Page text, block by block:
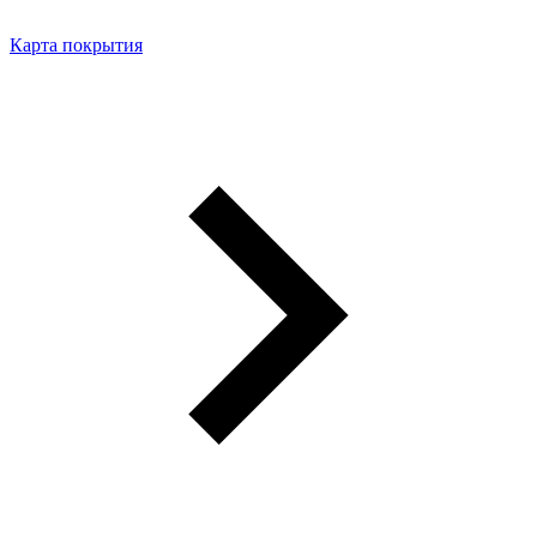
Карта покрытия